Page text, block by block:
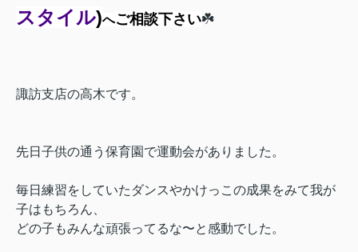
スタイル)へご相談下さい☘️
諏訪支店の高木です。
先日子供の通う保育園で運動会がありました。
毎日練習をしていたダンスやかけっこの成果をみて我が
子はもちろん、
どの子もみんな頑張ってるな〜と感動でした。